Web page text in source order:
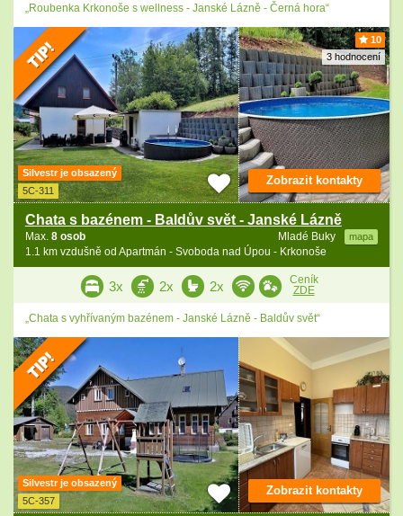
„Roubenka Krkonoše s wellness - Janské Lázně - Černá hora“
10
3 hodnocení
Silvestr je obsazený
5C-311
Chata s bazénem - Baldův svět - Janské Lázně
Mladé Buky mapa
Max. 8 osob
1.1 km vzdušně od Apartmán - Svoboda nad Úpou - Krkonoše
Zobrazit kontakty
3x 2x 2x
Ceník
ZDE
„Chata s vyhřívaným bazénem - Janské Lázně - Baldův svět“
Silvestr je obsazený
5C-357
Zobrazit kontakty